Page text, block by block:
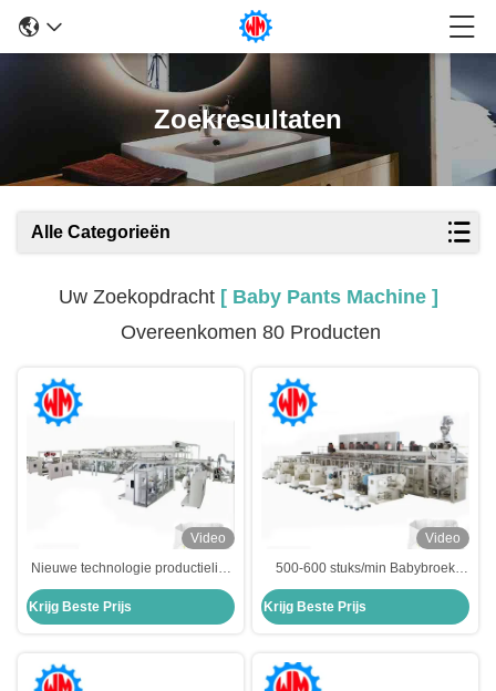
Zoekresultaten
Alle Categorieën
Uw Zoekopdracht [ Baby Pants Machine ]
Overeenkomen 80 Producten
Video
Nieuwe technologie productielijn
baby trainingsbroeken met CE
export naar Europa
Krijg Beste Prijs
Video
500-600 stuks/min Babybroek
Maker Baby Training Broek
Productielijn
Krijg Beste Prijs